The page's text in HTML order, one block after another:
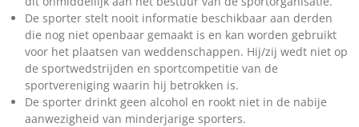
De sporter stelt nooit informatie beschikbaar aan derden
die nog niet openbaar gemaakt is en kan worden gebruikt
voor het plaatsen van weddenschappen. Hij/zij wedt niet op
de sportwedstrijden en sportcompetitie van de
sportvereniging waarin hij betrokken is.
De sporter drinkt geen alcohol en rookt niet in de nabije
aanwezigheid van minderjarige sporters.